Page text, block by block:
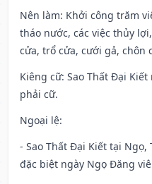
Nên làm: Khởi công trăm
tháo nước, các việc thủy
cửa, trổ cửa, cưới gả, chôn
Kiêng cữ: Sao Thất Đại
phải cữ.
Ngoại lệ:
- Sao Thất Đại Kiết tại
đặc biệt ngày Ngọ Đăng